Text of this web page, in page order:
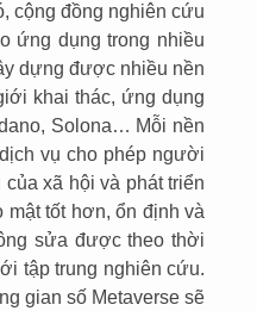
cộng đồng nghiên cứu
ứng dụng trong nhiều
dựng được nhiều nền
khai thác, ứng dụng
Solona… Mỗi nền
vụ cho phép người
xã hội và phát triển
tốt hơn, ổn định và
sửa được theo thời
tập trung nghiên cứu.
gian số Metaverse sẽ